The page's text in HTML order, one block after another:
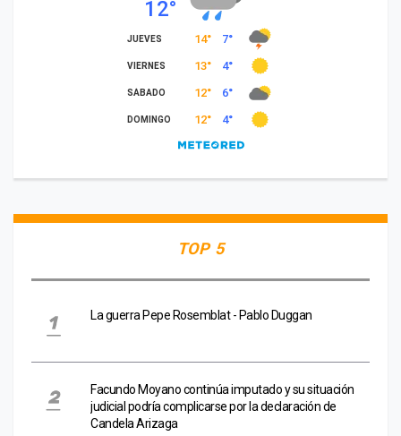
TOP 5
La guerra Pepe Rosemblat - Pablo Duggan
Facundo Moyano continúa imputado y su situación
judicial podría complicarse por la declaración de
Candela Arizaga